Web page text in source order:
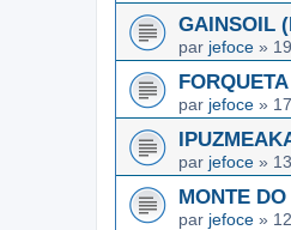
GAINSOIL
par jefoce »
par jefoce »
par jefoce »
MONTE
par jefoce »